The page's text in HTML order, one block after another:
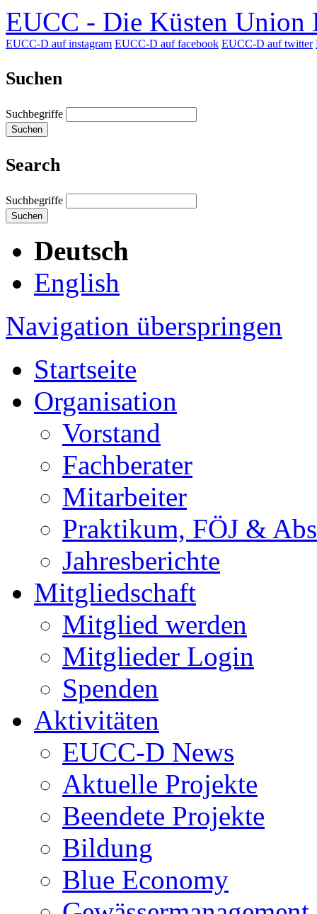
EUCC - Die Küsten Union
EUCC-D auf instagram EUCC-D auf facebook EUCC-D auf twitter
Suchen
Suchbegriffe
Suchen
Search
Suchbegriffe
Suchen
Deutsch
English
Navigation überspringen
Startseite
Organisation
Vorstand
Fachberater
Mitarbeiter
Praktikum, FÖJ &
Jahresberichte
Mitgliedschaft
Mitglied werden
Mitglieder Login
Spenden
Aktivitäten
EUCC-D News
Aktuelle Projekte
Beendete Projekte
Bildung
Blue Economy